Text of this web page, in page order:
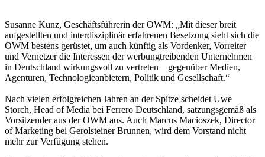
Susanne Kunz, Geschäftsführerin der OWM: „Mit dieser breit
aufgestellten und interdisziplinär erfahrenen Besetzung sieht sich die
OWM bestens gerüstet, um auch künftig als Vordenker, Vorreiter
und Vernetzer die Interessen der werbungtreibenden Unternehmen
in Deutschland wirkungsvoll zu vertreten – gegenüber Medien,
Agenturen, Technologieanbietern, Politik und Gesellschaft.“
Nach vielen erfolgreichen Jahren an der Spitze scheidet Uwe
Storch, Head of Media bei Ferrero Deutschland, satzungsgemäß als
Vorsitzender aus der OWM aus. Auch Marcus Macioszek, Director
of Marketing bei Gerolsteiner Brunnen, wird dem Vorstand nicht
mehr zur Verfügung stehen.